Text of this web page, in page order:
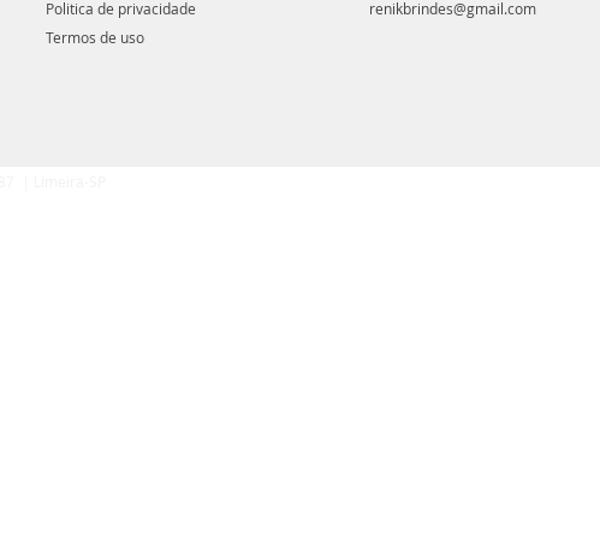
Politica de privacidade
Termos de uso
renikbrindes@gmail.com